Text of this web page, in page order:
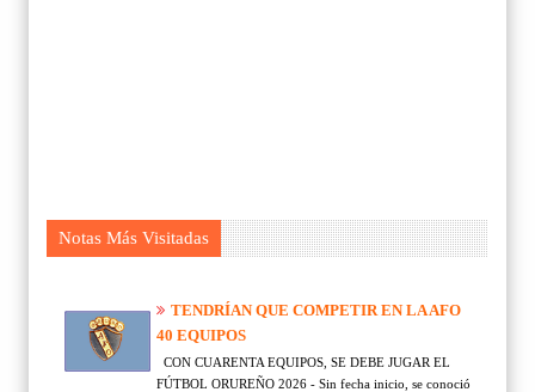
Notas Más Visitadas
TENDRÍAN QUE COMPETIR EN LA AFO
40 EQUIPOS
CON CUARENTA EQUIPOS, SE DEBE JUGAR EL
FÚTBOL ORUREÑO 2026 - Sin fecha inicio, se conoció